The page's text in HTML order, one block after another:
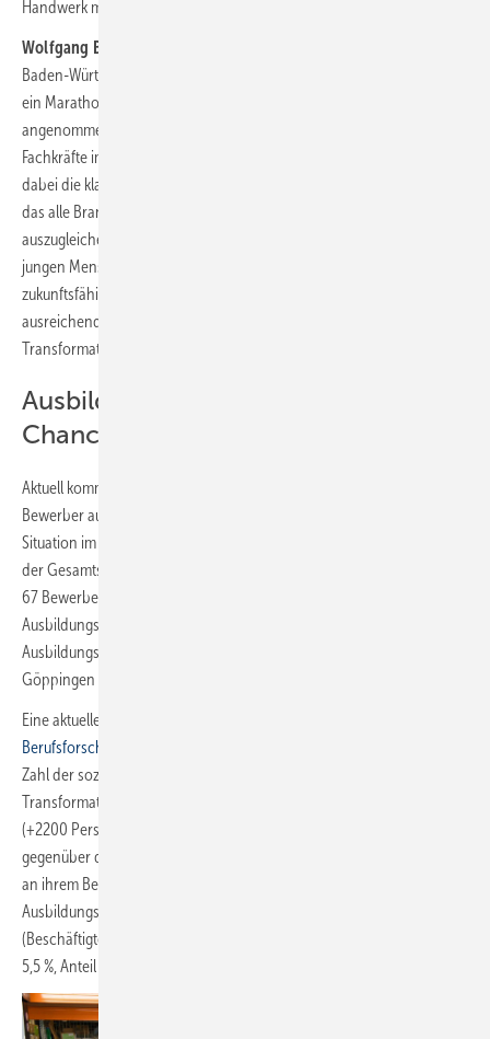
Handwerk macht hier viele Angebote.“
Wolfgang Becker
Baden-Württemberg, ergänzt: „Die Transformation im Wärmemarkt ist
ein Marathon. Das SHK-Handwerk hat diese sehr schnell
angenommen. Wir blicken auf eine sehr gute Entwicklung der
Fachkräfte im vergangenen Jahrzehnt zurück. Der Königsweg bleibt
dabei die klassische Ausbildung. Hier gilt es nicht nachzulassen. Um
das alle Branchen betreffende Ausscheiden der Babyboomer
auszugleichen, müssen die Betriebe weiterhin aktiv ausbilden. Für die
jungen Menschen bieten wir ausgezeichnete Perspektiven auf einen
zukunftsfähigen und gleichzeitig anspruchsvollen Beruf. Nur mit
ausreichend und gut ausgebildeten Fachkräften werden wir die
Transformation in Baden-Württemberg meistern.“
Ausbildungssuchende haben gute
Chancen
Aktuell kommen in Baden-Württemberg 66 Bewerberinnen und
Bewerber auf 100 betriebliche Ausbildungsstellen (Vorjahr: 64). Die
Situation im Agenturbezirk Göppingen ist traditionell vergleichbar mit
der Gesamtsituation in Baden-Württemberg: Aktuell kommen dort
67 Bewerberinnen und Bewerber auf 100 betriebliche
Ausbildungsstellen (Vorjahr: 68). 35 300 gemeldete betriebliche
Ausbildungsstellen im Land sind noch unbesetzt. Im Agenturbezirk
Göppingen sind es 2574.
Eine aktuelle
Berufsforschung (IAB) zu den Transformationsberufen
Zahl der sozialversicherungspflichtigen Auszubildenden ist in den
Transformationsberufen zwischen 2013 und 2022 um 14 %
(+2200 Personen) gewachsen und hat sich damit deutlich positiver
gegenüber dem Trend in der Gesamtwirtschaft entwickelt. Gemessen
an ihrem Beschäftigtenanteil kann von einer überproportionalen
Ausbildungsleistung der Transformationsberufe gesprochen werden.
(Beschäftigtenanteil Transformationsberufe an allen Berufen in 2022:
5,5 %, Anteil Azubis in diesen Berufen an allen Azubis: 8,0 %.)